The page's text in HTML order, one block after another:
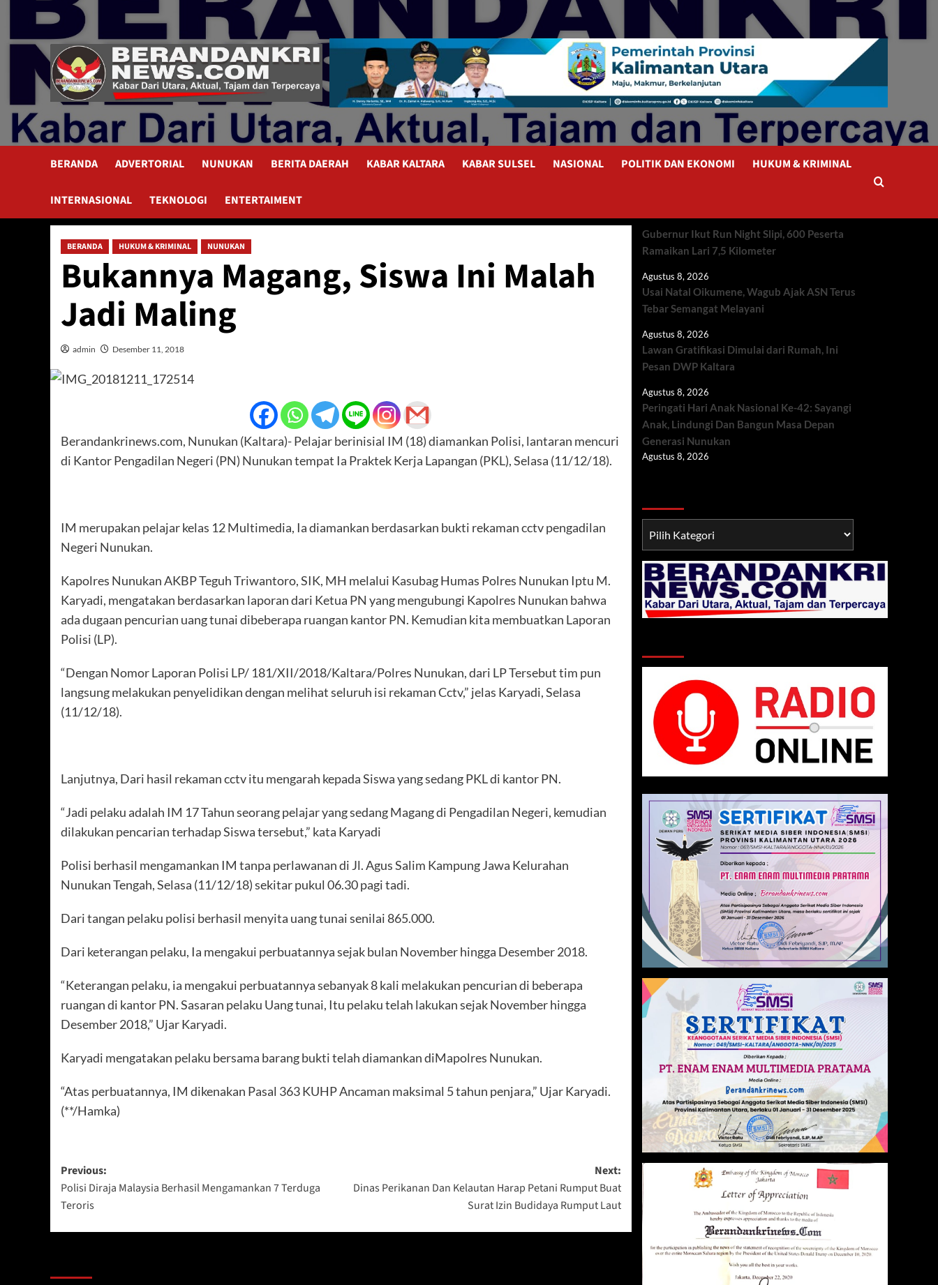
content
BERANDA ADVERTORIAL NUNUKAN BERITA DAERAH KABAR KALTARA KABAR SULSEL NASIONAL POLITIK DAN EKONOMI HUKUM & KRIMINAL
INTERNASIONAL TEKNOLOGI ENTERTAIMENT
BERANDA HUKUM & KRIMINAL NUNUKAN
Bukannya Magang, Siswa Ini Malah
Jadi Maling
admin Desember 11, 2018
Berandankrinews.com, Nunukan (Kaltara)- Pelajar berinisial IM (18) diamankan Polisi, lantaran mencuri
di Kantor Pengadilan Negeri (PN) Nunukan tempat Ia Praktek Kerja Lapangan (PKL), Selasa (11/12/18).
IM merupakan pelajar kelas 12 Multimedia, Ia diamankan berdasarkan bukti rekaman cctv pengadilan
Negeri Nunukan.
Kapolres Nunukan AKBP Teguh Triwantoro, SIK, MH melalui Kasubag Humas Polres Nunukan Iptu M.
Karyadi, mengatakan berdasarkan laporan dari Ketua PN yang mengubungi Kapolres Nunukan bahwa
ada dugaan pencurian uang tunai dibeberapa ruangan kantor PN. Kemudian kita membuatkan Laporan
Polisi (LP).
“Dengan Nomor Laporan Polisi LP/ 181/XII/2018/Kaltara/Polres Nunukan, dari LP Tersebut tim pun
langsung melakukan penyelidikan dengan melihat seluruh isi rekaman Cctv,” jelas Karyadi, Selasa
(11/12/18).
Lanjutnya, Dari hasil rekaman cctv itu mengarah kepada Siswa yang sedang PKL di kantor PN.
“Jadi pelaku adalah IM 17 Tahun seorang pelajar yang sedang Magang di Pengadilan Negeri, kemudian
dilakukan pencarian terhadap Siswa tersebut,” kata Karyadi
Polisi berhasil mengamankan IM tanpa perlawanan di Jl. Agus Salim Kampung Jawa Kelurahan
Nunukan Tengah, Selasa (11/12/18) sekitar pukul 06.30 pagi tadi.
Dari tangan pelaku polisi berhasil menyita uang tunai senilai 865.000.
Dari keterangan pelaku, Ia mengakui perbuatannya sejak bulan November hingga Desember 2018.
“Keterangan pelaku, ia mengakui perbuatannya sebanyak 8 kali melakukan pencurian di beberapa
ruangan di kantor PN. Sasaran pelaku Uang tunai, Itu pelaku telah lakukan sejak November hingga
Desember 2018,” Ujar Karyadi.
Karyadi mengatakan pelaku bersama barang bukti telah diamankan diMapolres Nunukan.
“Atas perbuatannya, IM dikenakan Pasal 363 KUHP Ancaman maksimal 5 tahun penjara,” Ujar Karyadi.
(**/Hamka)
Post
navigation
Previous:
Polisi Diraja Malaysia Berhasil Mengamankan 7 Terduga
Teroris
Next:
Dinas Perikanan Dan Kelautan Harap Petani Rumput Buat
Surat Izin Budidaya Rumput Laut
Gubernur Ikut Run Night Slipi, 600 Peserta
Ramaikan Lari 7,5 Kilometer
Agustus 8, 2026
Usai Natal Oikumene, Wagub Ajak ASN Terus
Tebar Semangat Melayani
Agustus 8, 2026
Lawan Gratifikasi Dimulai dari Rumah, Ini
Pesan DWP Kaltara
Agustus 8, 2026
Peringati Hari Anak Nasional Ke-42: Sayangi
Anak, Lindungi Dan Bangun Masa Depan
Generasi Nunukan
Agustus 8, 2026
TNI/POLRI